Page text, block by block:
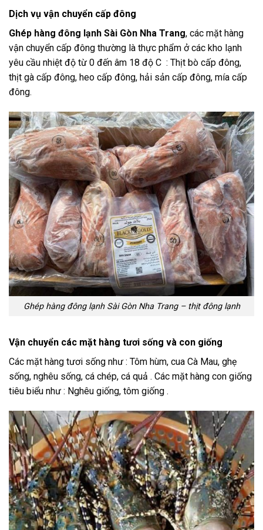
Dịch vụ vận chuyển cấp đông
Ghép hàng đông lạnh Sài Gòn Nha Trang, các mặt hàng
vận chuyển cấp đông thường là thực phẩm ở các kho lạnh
yêu cầu nhiệt độ từ 0 đến âm 18 độ C : Thịt bò cấp đông,
thịt gà cấp đông, heo cấp đông, hải sản cấp đông, mía cấp
đông.
Ghép hàng đông lạnh Sài Gòn Nha Trang – thịt đông lạnh
Vận chuyển các mặt hàng tươi sống và con giống
Các mặt hàng tươi sống như : Tôm hùm, cua Cà Mau, ghẹ
sống, nghêu sống, cá chép, cá quả . Các mặt hàng con giống
tiêu biểu như : Nghêu giống, tôm giống .